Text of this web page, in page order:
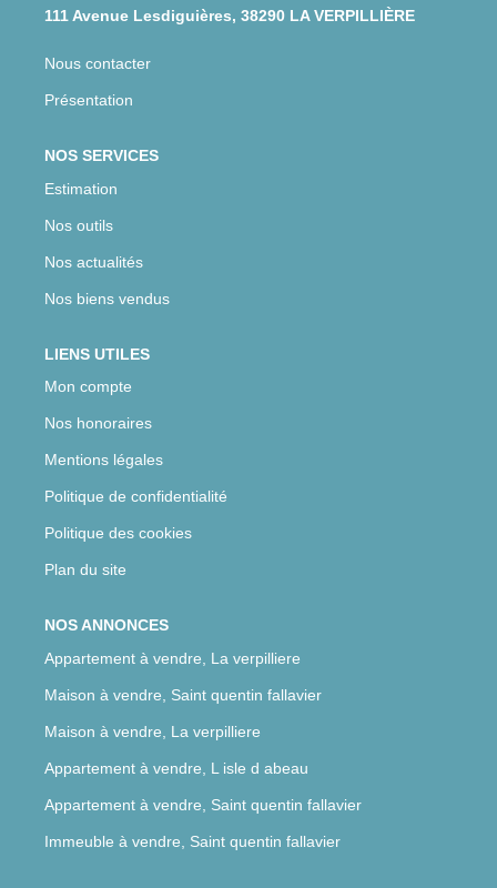
111 Avenue Lesdiguières, 38290 LA VERPILLIÈRE
Nous contacter
Présentation
NOS SERVICES
Estimation
Nos outils
Nos actualités
Nos biens vendus
LIENS UTILES
Mon compte
Nos honoraires
Mentions légales
Politique de confidentialité
Politique des cookies
Plan du site
NOS ANNONCES
Appartement à vendre, La verpilliere
Maison à vendre, Saint quentin fallavier
Maison à vendre, La verpilliere
Appartement à vendre, L isle d abeau
Appartement à vendre, Saint quentin fallavier
Immeuble à vendre, Saint quentin fallavier